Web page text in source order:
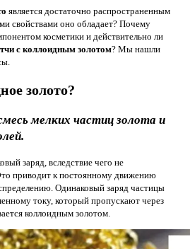
является достаточно распространенным
свойствами оно обладает? Почему
косметики и действительно ли
с коллоидным золотом? Мы нашли
золото?
мелких частиц золота и
заряд, вследствие чего не
приводит к постоянному движению
Одинаковый заряд частицы
току, который пропускают через
коллоидным золотом.